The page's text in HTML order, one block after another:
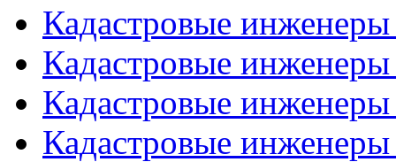
Кадастровые
Кадастровые
Кадастровые
Кадастровые